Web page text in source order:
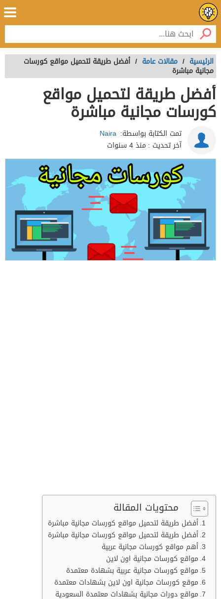
الرئيسية / مقالات عامة / أفضل طريقة لتحميل مواقع كورسات
مجانية مباشرة
أفضل طريقة لتحميل مواقع
كورسات مجانية مباشرة
تمت الكتابة بواسطة: Naira
آخر تحديث : منذ 4 سنوات
محتويات المقالة
أفضل طريقة لتحميل مواقع كورسات مجانية مباشرة
أفضل طريقة لتحميل مواقع كورسات مجانية مباشرة
أهم مواقع كورسات مجانية عربية
مواقع كورسات مجانية اون لاين
مواقع كورسات مجانية عربية بشهادة معتمدة
موقع كورسات مجانية اون لاين بشهادات معتمدة
مواقع دورات مجانية بشهادات معتمدة السعودية